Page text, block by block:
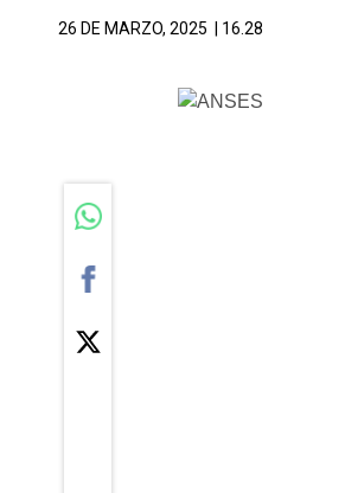
26 DE MARZO, 2025 | 16.28